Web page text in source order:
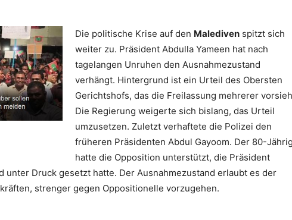
Touristiknews
und
Die politische Krise auf den Malediven spitzt sich
weiter zu. Präsident Abdulla Yameen hat nach
tagelangen Unruhen den Ausnahmezustand
verhängt. Hintergrund ist ein Urteil des Obersten
Gerichtshofs, das die Freilassung mehrerer
Die Regierung weigerte sich bislang, das Urteil
umzusetzen. Zuletzt verhaftete die Polizei den
früheren Präsidenten Abdul Gayoom. Der 80-
hatte die Opposition unterstützt, die Präsident
unter Druck gesetzt hatte. Der Ausnahmezustand erlaubt es der
strenger gegen Oppositionelle vorzugehen.